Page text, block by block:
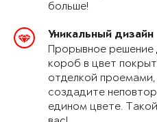
больше!
Уникальный дизайн
Прорывное решение
короб в цвет
отделкой
создадите
едином цвете.